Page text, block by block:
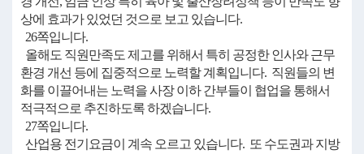
상에 효과가 있었던 것으로 보고 있습니다.
26쪽입니다.
올해도 직원만족도 제고를 위해서 특히 공정한 인사와 근무
환경 개선 등에 집중적으로 노력할 계획입니다. 직원들의 변
화를 이끌어내는 노력을 사장 이하 간부들이 협업을 통해서
적극적으로 추진하도록 하겠습니다.
27쪽입니다.
산업용 전기요금이 계속 오르고 있습니다. 또 수도권과 지방